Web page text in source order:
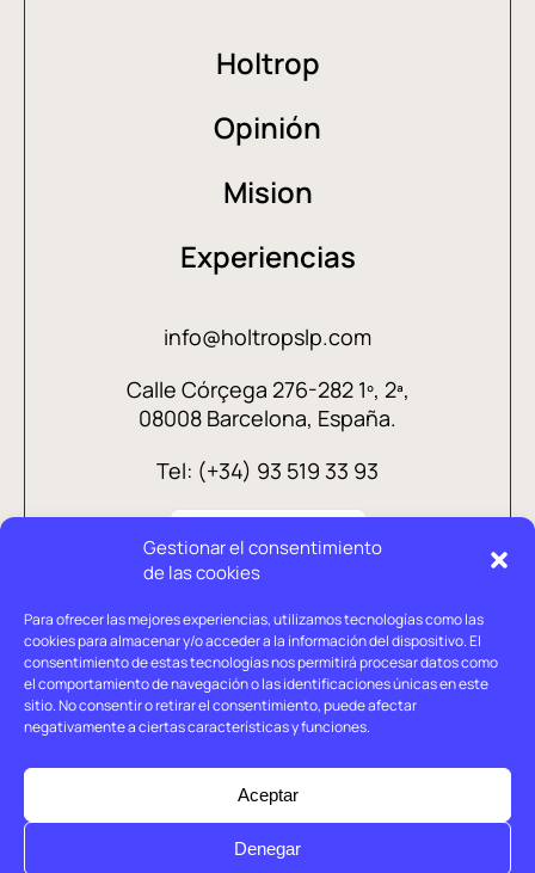
Gestionar el consentimiento
de las cookies
Para ofrecer las mejores experiencias, utilizamos tecnologías como las
cookies para almacenar y/o acceder a la información del dispositivo. El
consentimiento de estas tecnologías nos permitirá procesar datos como
el comportamiento de navegación o las identificaciones únicas en este
sitio. No consentir o retirar el consentimiento, puede afectar
negativamente a ciertas características y funciones.
Aceptar
Denegar
Holtrop
Opinión
Mision
Experiencias
info@holtropslp.com
Calle Córçega 276-282 1º, 2ª,
08008 Barcelona, España.
Tel: (+34) 93 519 33 93
Aviso legal
Política de privacidad
Política de cookies